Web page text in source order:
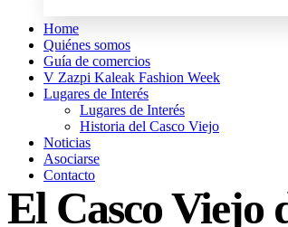
Home
Quiénes somos
Guía de comercios
V Zazpi Kaleak Fashion Week
Lugares de Interés
Lugares de Interés
Historia del Casco Viejo
Noticias
Asociarse
Contacto
El Casco Viejo